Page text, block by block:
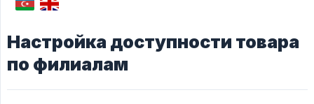
Настройка доступности товара
по филиалам